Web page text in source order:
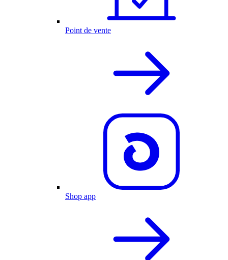
Point de vente
Shop app